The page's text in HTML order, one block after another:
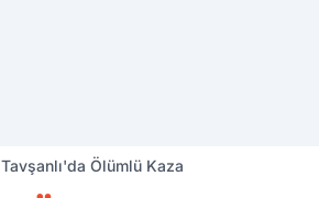
Tavşanlı'da Ölümlü Kaza